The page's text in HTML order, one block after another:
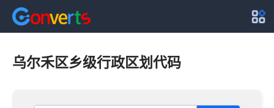
乌尔禾区乡级行政区划代码